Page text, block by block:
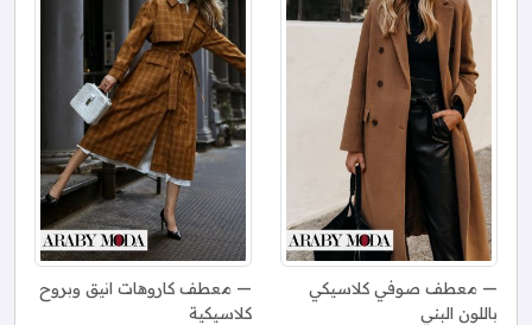
معطف صوفي كلاسيكي
باللون البني
معطف كاروهات انيق وبروح
كلاسيكية